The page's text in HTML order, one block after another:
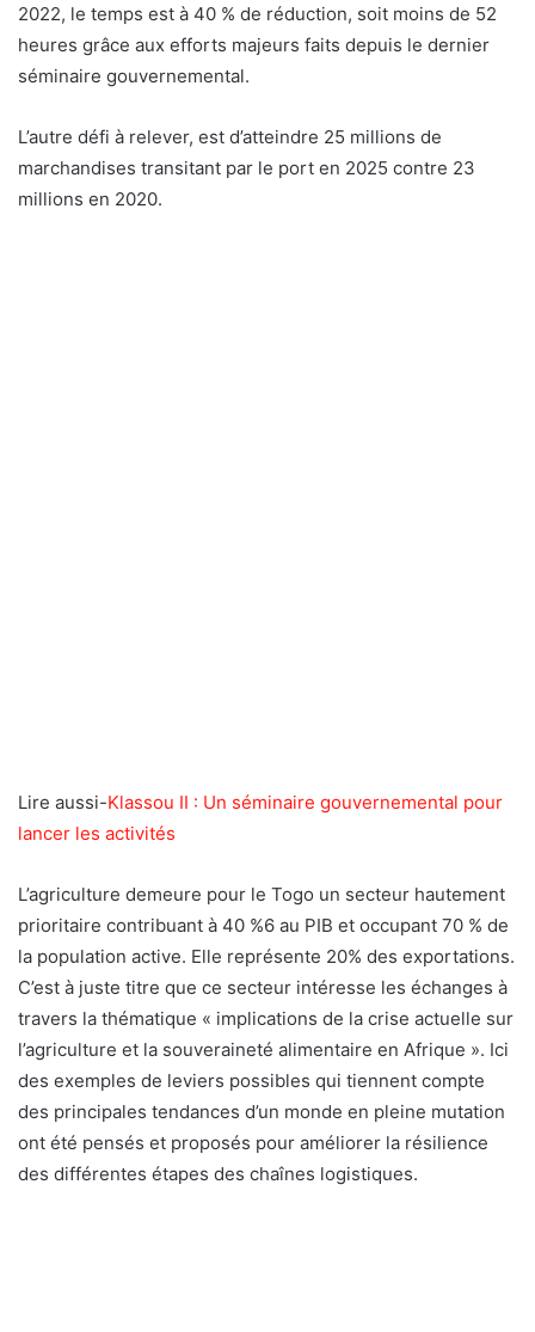
2022, le temps est à 40 % de réduction, soit moins de 52
heures grâce aux efforts majeurs faits depuis le dernier
séminaire gouvernemental.
L’autre défi à relever, est d’atteindre 25 millions de
marchandises transitant par le port en 2025 contre 23
millions en 2020.
Lire aussi-Klassou II : Un séminaire gouvernemental pour
lancer les activités
L’agriculture demeure pour le Togo un secteur hautement
prioritaire contribuant à 40 %6 au PIB et occupant 70 % de
la population active. Elle représente 20% des exportations.
C’est à juste titre que ce secteur intéresse les échanges à
travers la thématique « implications de la crise actuelle sur
l’agriculture et la souveraineté alimentaire en Afrique ». Ici
des exemples de leviers possibles qui tiennent compte
des principales tendances d’un monde en pleine mutation
ont été pensés et proposés pour améliorer la résilience
des différentes étapes des chaînes logistiques.